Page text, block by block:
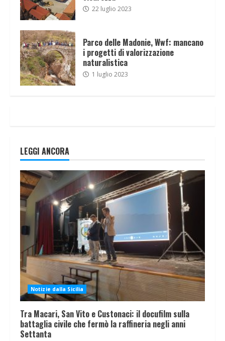
22 luglio 2023
Parco delle Madonie, Wwf: mancano
i progetti di valorizzazione
naturalistica
1 luglio 2023
LEGGI ANCORA
Notizie dalla Sicilia
Tra Macari, San Vito e Custonaci: il docufilm sulla
battaglia civile che fermò la raffineria negli anni
Settanta